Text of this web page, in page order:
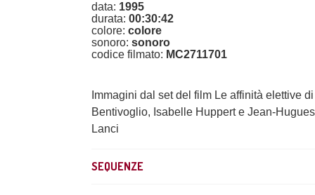
data: 1995
durata: 00:30:42
colore: colore
sonoro: sonoro
codice filmato: MC2711701
Immagini dal set del film Le affinità elettive
Bentivoglio, Isabelle Huppert e Jean-
Lanci
SEQUENZE